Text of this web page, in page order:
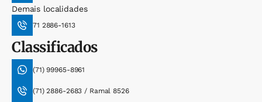
Demais localidades
71 2886-1613
Classificados
(71) 99965-8961
(71) 2886-2683 / Ramal 8526